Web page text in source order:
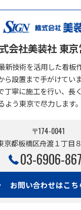
会社美装社 東
新技術を活用した看板
ら設置まで手がけてい
丁寧に施工を行い、長
よう東京で尽力します。
〒174-0041
京都板橋区舟渡１丁目８
03-6906-
お問い合わせはこち